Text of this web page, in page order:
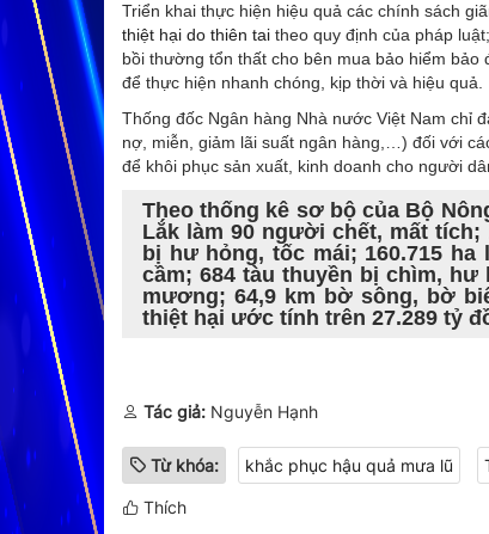
Triển khai thực hiện hiệu quả các chính sách
thiệt hại do thiên tai theo quy định của pháp
bồi thường tổn thất cho bên mua bảo hiểm
để thực hiện nhanh chóng, kịp thời và hiệu quả.
Thống đốc Ngân hàng Nhà nước Việt Nam chỉ
nợ, miễn, giảm lãi suất ngân hàng,…) đối với
để khôi phục sản xuất, kinh doanh cho người
Theo thống kê sơ bộ của Bộ
Lắk làm 90 người chết, mất
bị hư hỏng, tốc mái; 160.715
cầm; 684 tàu thuyền bị chìm, hư
mương; 64,9 km bờ sông, bờ
thiệt hại ước tính trên 27.289 tỷ
Tác giả: Nguyễn Hạnh
Từ khóa: khắc phục hậu quả mưa lũ
Thích